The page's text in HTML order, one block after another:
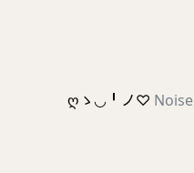
ღゝ◡╹ノ♡ Noise